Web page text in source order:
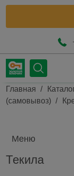
Строка
Главная
(самовывоз)
Меню
Текила